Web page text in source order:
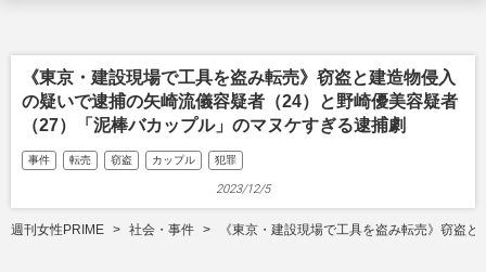
《東京・建設現場で工具を盗み転売》窃盗と建造物侵入
の疑いで逮捕の矢崎流儀容疑者（24）と野崎優美容疑者
（27）「泥棒バカップル」のマヌケすぎる逮捕劇
事件 転売 窃盗 カップル 犯罪
2023/12/5
週刊女性PRIME 社会・事件 《東京・建設現場で工具を盗み転売》窃盗